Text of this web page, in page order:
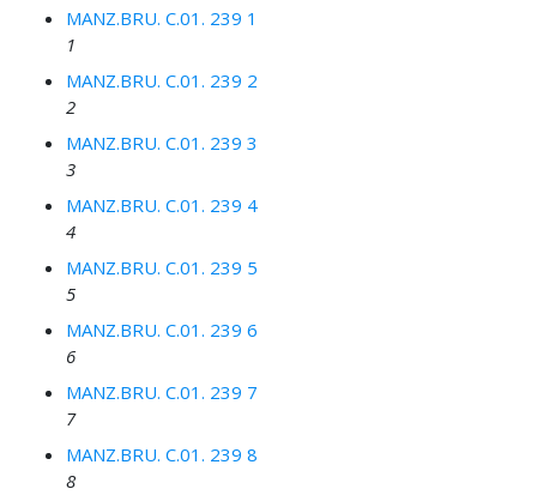
MANZ.BRU. C.01. 239 1
1
MANZ.BRU. C.01. 239 2
2
MANZ.BRU. C.01. 239 3
3
MANZ.BRU. C.01. 239 4
4
MANZ.BRU. C.01. 239 5
5
MANZ.BRU. C.01. 239 6
6
MANZ.BRU. C.01. 239 7
7
MANZ.BRU. C.01. 239 8
8